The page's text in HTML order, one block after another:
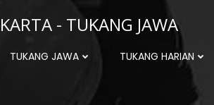
- TUKANG JAWA
TUKANG JAWA TUKANG HARIAN